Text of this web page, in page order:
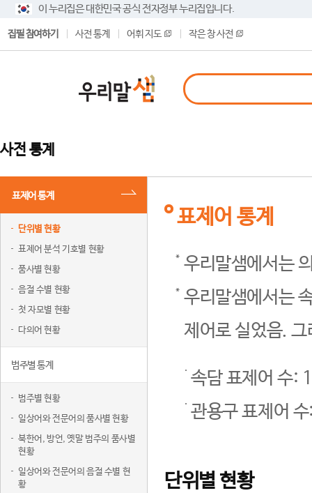
이 누리집은 대한민국 공식 전자정부 누리집입니다.
집필 참여하기 사전 통계 어휘 지도 작은 창 사전
사전 통계
표제어 통계
단위별 현황
표제어 분석 기호별 현황
품사별 현황
음절 수별 현황
첫 자모별 현황
다의어 현황
범주별 통계
범주별 현황
일상어와 전문어의 품사별 현황
북한어, 방언, 옛말 범주의 품사별
현황
일상어와 전문어의 음절 수별 현
황
표제어 통계
우리말샘에서는
우리말샘에서는
제어로 실었음.
속담 표제어 수:
관용구 표제어
단위별 현황